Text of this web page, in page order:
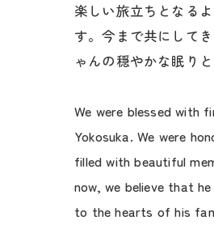
楽しい旅立ちとなる
す。今まで共にして
ゃんの穏やかな眠り
We were blessed with
Yokosuka. We were
filled with beautiful
now, we believe that
to the hearts of his